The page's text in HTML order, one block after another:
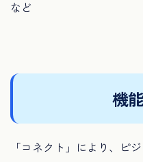
など
機
「コネクト」により、ピ